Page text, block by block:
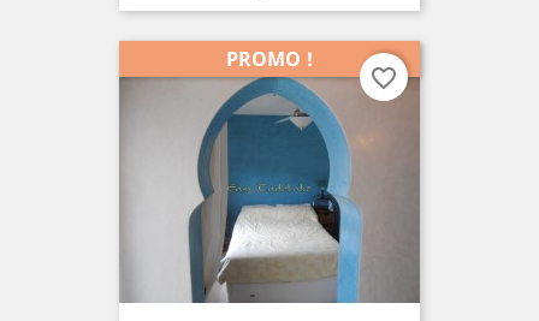
PROMO !
favorite_border